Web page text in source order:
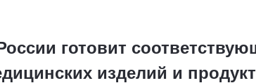
готовит
изделий и